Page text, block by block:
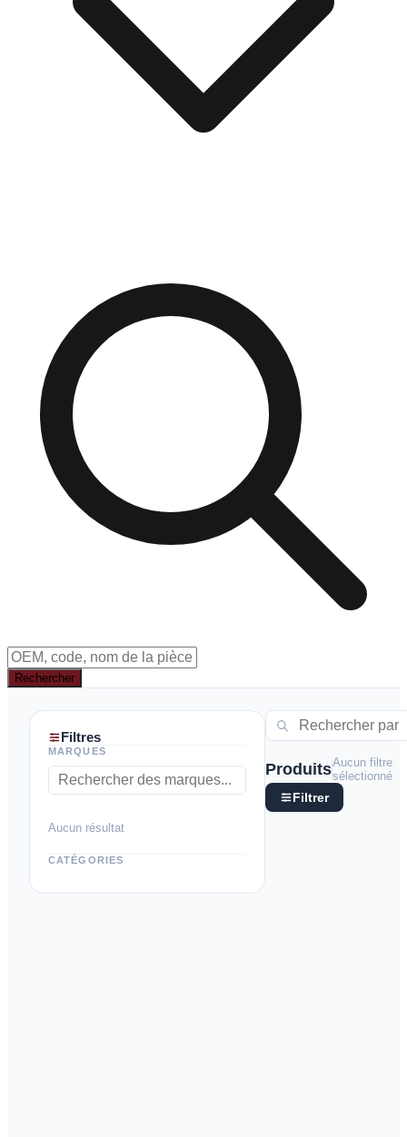
Rechercher
Filtres
MARQUES
Aucun résultat
CATÉGORIES
ProduitsAucun filtre
sélectionné
Filtrer